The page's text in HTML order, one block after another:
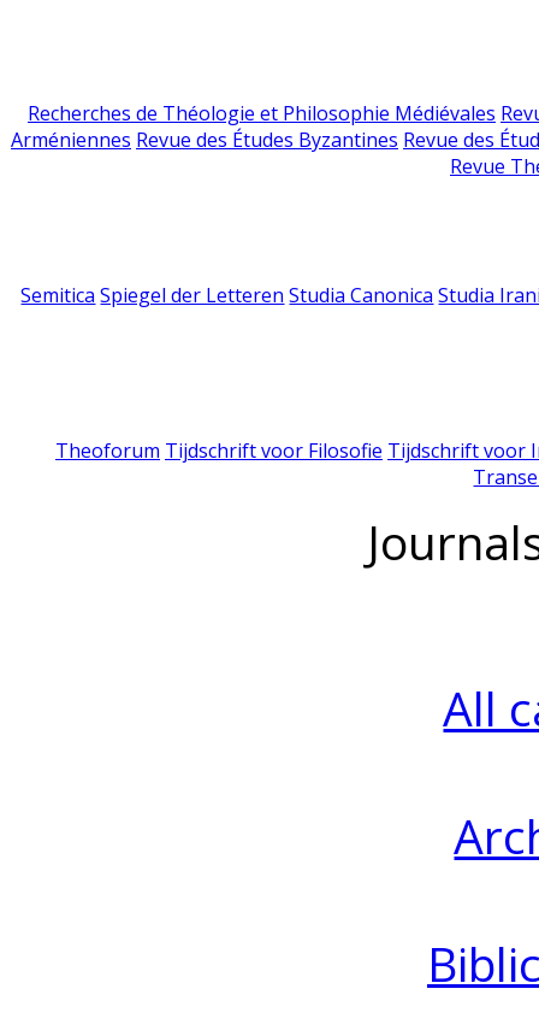
Recherches de Théologie et Philosophie Médiévales
Arméniennes Revue des Études Byzantines Revue des
Revue
Semitica Spiegel der Letteren Studia Canonica Studia
Theoforum Tijdschrift voor Filosofie Tijdschrift voor
All